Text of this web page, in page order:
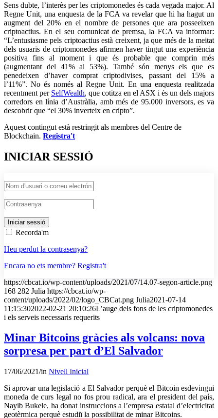
Sens dubte, l’interès per les criptomonedes és cada vegada major. Al
Regne Unit, una enquesta de la FCA va revelar que hi ha hagut un
augment del 20% en el nombre de persones que ara posseeixen
criptoactius. En el seu comunicat de premsa, la FCA va informar:
“L’entusiasme pels criptoactius està creixent, ja que més de la meitat
dels usuaris de criptomonedes afirmen haver tingut una experiència
positiva fins al moment i que és probable que comprin més
(augmentant del 41% al 53%). També són menys els que es
penedeixen d’haver comprat criptodivises, passant del 15% a
l’11%”. No és només al Regne Unit. En una enquesta realitzada
recentment per SelfWealth, que cotitza en el ASX i és un dels majors
corredors en línia d’Austràlia, amb més de 95.000 inversors, es va
descobrir que “el 30% inverteix en cripto”.
Aquest contingut està restringit als membres del Centre de
Blockchain. Registra't
INICIAR SESSIÓ
Recorda'm
Heu perdut la contrasenya?
Encara no ets membre? Registra't
https://cbcat.io/wp-content/uploads/2021/07/14.07-segon-article.png
168 282 Julia https://cbcat.io/wp-
content/uploads/2022/02/logo_CBCat.png Julia2021-07-14
11:15:302022-02-21 20:10:26L’auge dels fons de les criptomonedes
i els serveis necessaris requerits
Minar Bitcoins gràcies als volcans: nova
sorpresa per part d’El Salvador
17/06/2021/in Nivell Inicial
Si aprovar una legislació a El Salvador perquè el Bitcoin esdevingui
moneda de curs legal no fos prou radical, ara el president del país,
Nayib Bukele, ha donat instruccions a l’empresa estatal d’electricitat
geotèrmica perquè estudiï la possibilitat de minar Bitcoins.